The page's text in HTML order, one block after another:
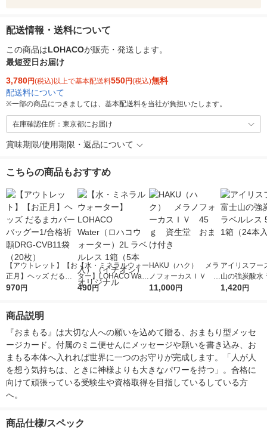
配送情報・送料について
この商品はLOHACOが販売・発送します。
最短翌日お届け
3,780円(税込)以上で基本配送料550円(税込)無料
配送料について
※一部の商品につきましては、基本配送料を当社が負担いたします。
在庫確認住所：東京都にお届け
賞味期限/使用期限・返品について
こちらの商品もおすすめ
【アウトレット】【お
正月】ヘッズ だるま
カバーバッグー1/合格
970円
【水・ミネラルウォー
ター】LOHACO Wate
r（ロハコウォータ
490円
HAKU（ハク） メラ
ノフォーカスＩＶ 4
5ｇ 資生堂 おまけ
11,000円
アイリスフー
山の強炭酸水
レス 500ml 1
1,420円
商品説明
『おまもる』は大切な人への願いを込めて贈る、おまもり型メッセ
ージカード。付属のミニ便せんにメッセージや願いを書き込み、お
まもる本体へ入れれば世界に一つのお守りが完成します。「人が人
を想う気持ちは、ときに神様よりも大きなパワーを持つ」。合格に
向けて頑張っている受験生や資格取得を目指しているしている方
へ。
商品仕様/スペック